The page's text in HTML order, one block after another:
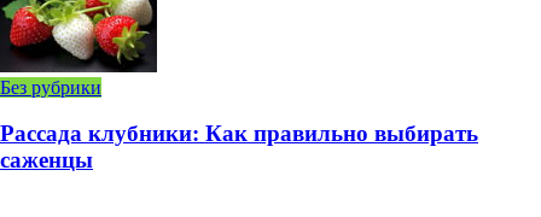
Без рубрики
Рассада клубники: Как правильно выбирать
саженцы